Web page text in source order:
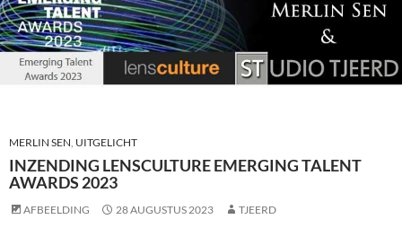
MERLIN SEN, UITGELICHT
INZENDING LENSCULTURE EMERGING TALENT
AWARDS 2023
AFBEELDING 28 AUGUSTUS 2023 TJEERD